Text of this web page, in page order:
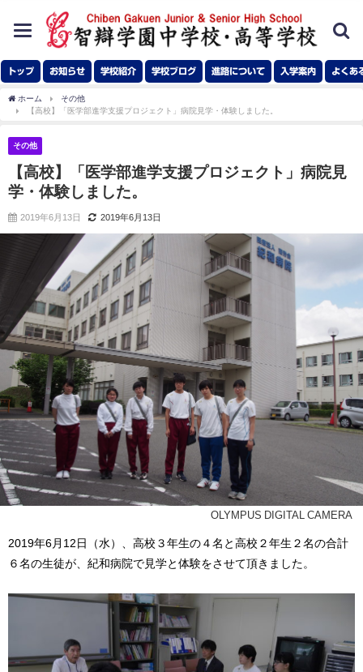
toggle
navigation
トップ お知らせ 学校紹介 学校ブログ 進路について 入学案内 よくあ
ホーム
その他
【高校】「医学部進学支援プロジェクト」病院見学・体験しました。
その他
【高校】「医学部進学支援プロジェクト」病院見
学・体験しました。
2019年6月13日 2019年6月13日
OLYMPUS DIGITAL CAMERA
2019年6月12日（水）、高校３年生の４名と高校２年生２名の合計
６名の生徒が、紀和病院で見学と体験をさせて頂きました。